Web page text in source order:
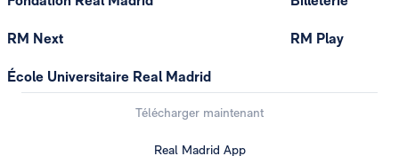
RM Next
École Universitaire Real Madrid
RM Play
Télécharger maintenant
Real Madrid App